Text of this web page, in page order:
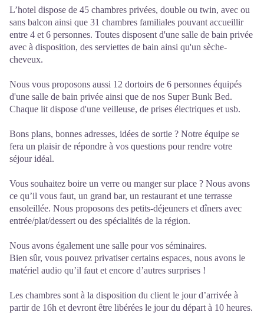
L’hotel dispose de 45 chambres privées, double ou twin, avec ou
sans balcon ainsi que 31 chambres familiales pouvant accueillir
entre 4 et 6 personnes. Toutes disposent d'une salle de bain privée
avec à disposition, des serviettes de bain ainsi qu'un sèche-
cheveux.
Nous vous proposons aussi 12 dortoirs de 6 personnes équipés
d'une salle de bain privée ainsi que de nos Super Bunk Bed.
Chaque lit dispose d'une veilleuse, de prises électriques et usb.
Bons plans, bonnes adresses, idées de sortie ? Notre équipe se
fera un plaisir de répondre à vos questions pour rendre votre
séjour idéal.
Vous souhaitez boire un verre ou manger sur place ? Nous avons
ce qu’il vous faut, un grand bar, un restaurant et une terrasse
ensoleillée. Nous proposons des petits-déjeuners et dîners avec
entrée/plat/dessert ou des spécialités de la région.
Nous avons également une salle pour vos séminaires.
Bien sûr, vous pouvez privatiser certains espaces, nous avons le
matériel audio qu’il faut et encore d’autres surprises !
Les chambres sont à la disposition du client le jour d’arrivée à
partir de 16h et devront être libérées le jour du départ à 10 heures.